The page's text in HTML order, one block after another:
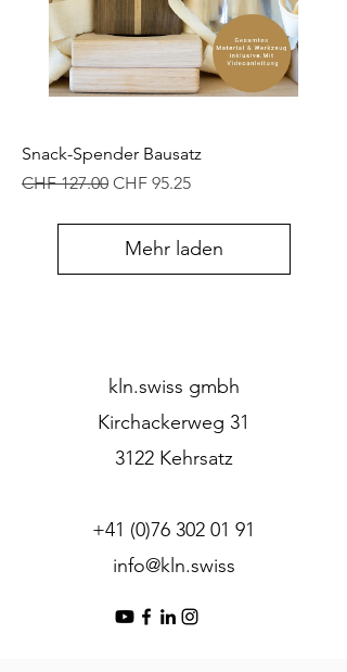
Snack-Spender Bausatz
Standardpreis
CHF 127.00 Sale-Preis
CHF 95.25
Mehr laden
kln.swiss gmbh
Kirchackerweg 31
3122 Kehrsatz
+41 (0)76 302 01 91
info@kln.swiss